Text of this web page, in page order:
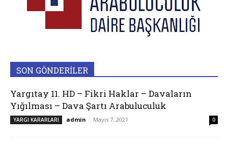
SON GÖNDERİLER
Yargıtay 11. HD – Fikri Haklar – Davaların
Yığılması – Dava Şartı Arabuluculuk
YARGI KARARLARI admin - Mayıs 7, 2021 0